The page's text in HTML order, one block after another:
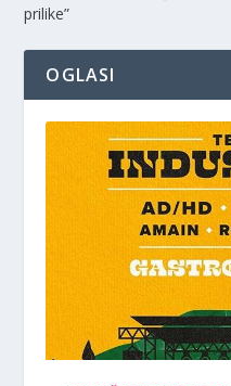
prilike”
OGLASI